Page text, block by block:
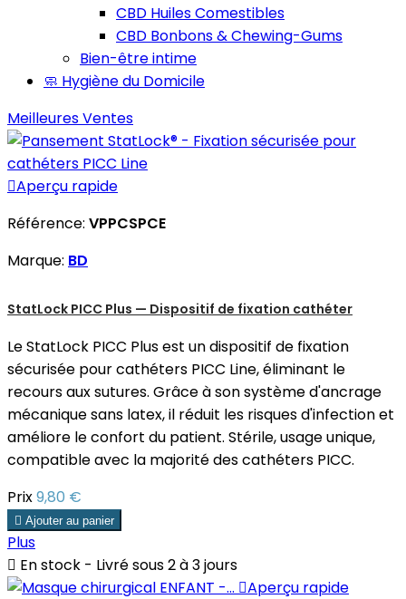
CBD Huiles Comestibles
CBD Bonbons & Chewing-Gums
Bien-être intime
🧼 Hygiène du Domicile
Meilleures Ventes
Aperçu rapide
Référence: VPPCSPCE
Marque: BD
StatLock PICC Plus — Dispositif de fixation cathéter
Le StatLock PICC Plus est un dispositif de fixation
sécurisée pour cathéters PICC Line, éliminant le
recours aux sutures. Grâce à son système d'ancrage
mécanique sans latex, il réduit les risques d'infection et
améliore le confort du patient. Stérile, usage unique,
compatible avec la majorité des cathéters PICC.
Prix9,80 €
 Ajouter au panier
Plus
 En stock - Livré sous 2 à 3 jours
Aperçu rapide